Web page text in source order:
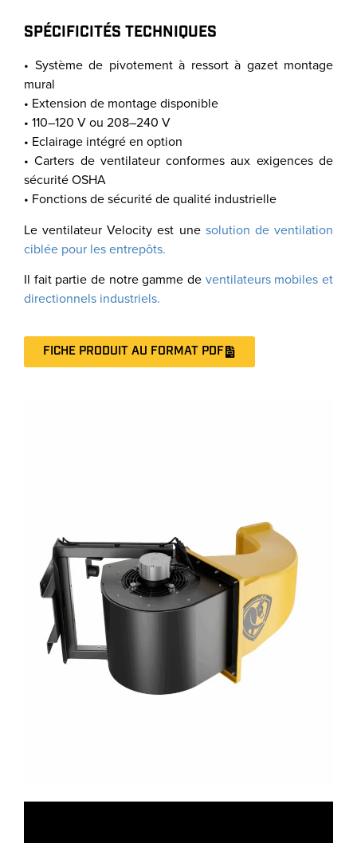
SPÉCIFICITÉS TECHNIQUES
• Système de pivotement à ressort à gazet montage
mural
• Extension de montage disponible
• 110–120 V ou 208–240 V
• Eclairage intégré en option
• Carters de ventilateur conformes aux exigences de
sécurité OSHA
• Fonctions de sécurité de qualité industrielle
Le ventilateur Velocity est une solution de ventilation
ciblée pour les entrepôts.
Il fait partie de notre gamme de ventilateurs mobiles et
directionnels industriels.
FICHE PRODUIT AU FORMAT PDF